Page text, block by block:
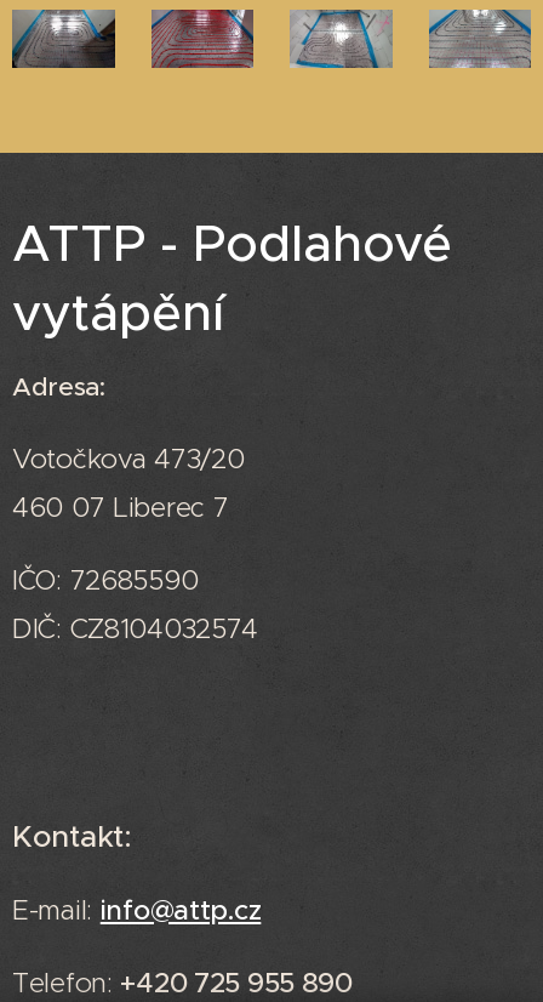
ATTP - Podlahové
vytápění
Adresa:
Votočkova 473/20
460 07 Liberec 7
IČO: 72685590
DIČ: CZ8104032574
Kontakt:
E-mail: info@attp.cz
Telefon: +420 725 955 890